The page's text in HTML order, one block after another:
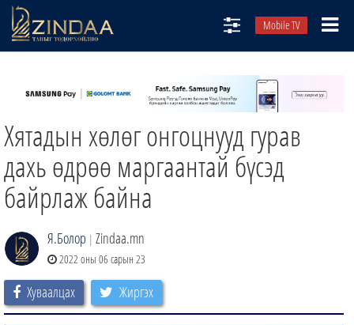
Mobile TV
ТВ8
ӨГЛӨӨНИЙ СОНИН
АУДИО ЗОХИОЛ
ЗИНДАА СЭТГҮҮЛ
Хятадын хөлөг онгоцнууд гурав
дахь өдрөө маргаантай бүсэд
байрлаж байна
Я.Болор | Zindaa.mn
2022 оны 06 сарын 23
Хуваалцах Жиргэх